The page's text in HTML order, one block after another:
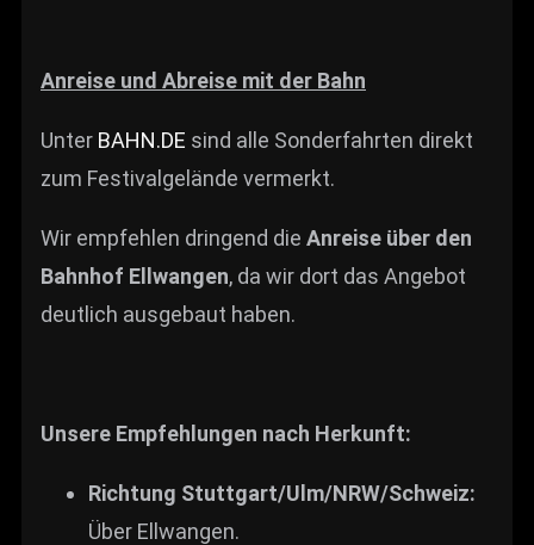
Anreise und Abreise mit der Bahn
Unter BAHN.DE sind alle Sonderfahrten direkt
zum Festivalgelände vermerkt.
Wir empfehlen dringend die Anreise über den
Bahnhof Ellwangen, da wir dort das Angebot
deutlich ausgebaut haben.
Unsere Empfehlungen nach Herkunft:
Richtung Stuttgart/Ulm/NRW/Schweiz:
Über Ellwangen.